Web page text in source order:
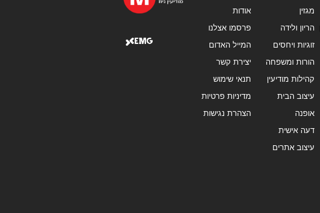
מגזין
הריון ולידה
זוגיות ויחסים
הורות ומשפחה
קהילות מודיעין
עיצוב הבית
אופנה
דעה אישית
עיצוב אתרים
אודות
פרסמו אצלנו
המייל האדום
יצירת קשר
תנאי שימוש
מדיניות פרטיות
הצהרת נגישות